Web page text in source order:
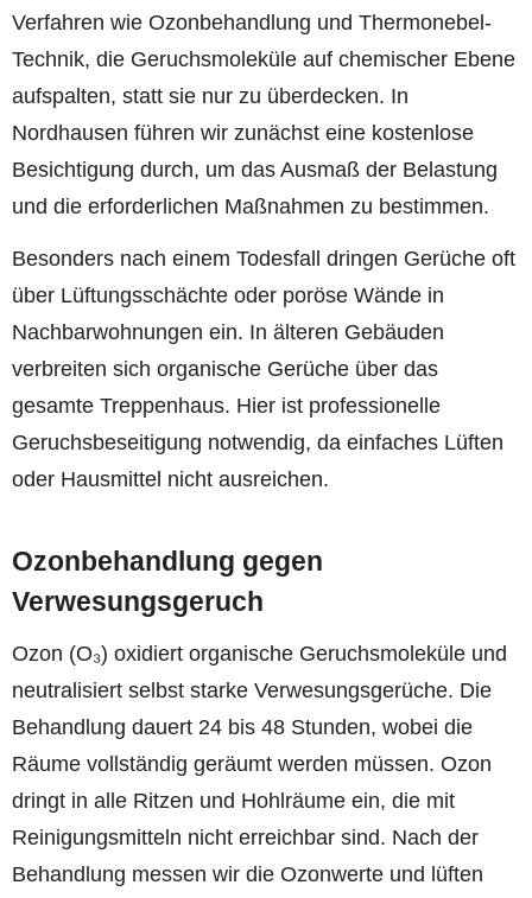
Verfahren wie Ozonbehandlung und Thermonebel-
Technik, die Geruchsmoleküle auf chemischer Ebene
aufspalten, statt sie nur zu überdecken. In
Nordhausen führen wir zunächst eine kostenlose
Besichtigung durch, um das Ausmaß der Belastung
und die erforderlichen Maßnahmen zu bestimmen.
Besonders nach einem Todesfall dringen Gerüche oft
über Lüftungsschächte oder poröse Wände in
Nachbarwohnungen ein. In älteren Gebäuden
verbreiten sich organische Gerüche über das
gesamte Treppenhaus. Hier ist professionelle
Geruchsbeseitigung notwendig, da einfaches Lüften
oder Hausmittel nicht ausreichen.
Ozonbehandlung gegen
Verwesungsgeruch
Ozon (O₃) oxidiert organische Geruchsmoleküle und
neutralisiert selbst starke Verwesungsgerüche. Die
Behandlung dauert 24 bis 48 Stunden, wobei die
Räume vollständig geräumt werden müssen. Ozon
dringt in alle Ritzen und Hohlräume ein, die mit
Reinigungsmitteln nicht erreichbar sind. Nach der
Behandlung messen wir die Ozonwerte und lüften